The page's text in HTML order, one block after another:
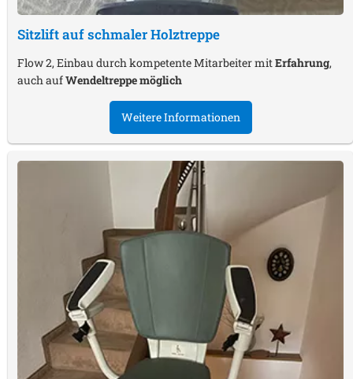
Sitzlift auf schmaler Holztreppe
Flow 2, Einbau durch kompetente Mitarbeiter mitErfahrung,
auch aufWendeltreppe möglich
Weitere Informationen